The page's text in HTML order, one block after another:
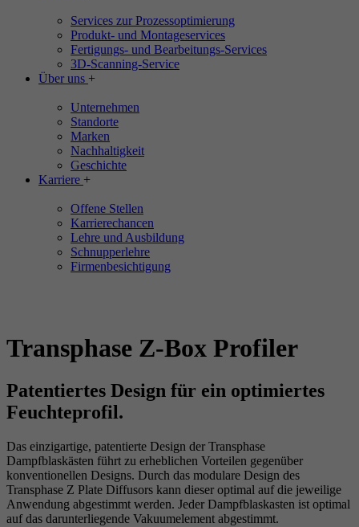
Services zur Prozessoptimierung
Produkt- und Montageservices
Fertigungs- und Bearbeitungs-Services
3D-Scanning-Service
Über uns +
Unternehmen
Standorte
Marken
Nachhaltigkeit
Geschichte
Karriere +
Offene Stellen
Karrierechancen
Lehre und Ausbildung
Schnupperlehre
Firmenbesichtigung
Transphase Z-Box Profiler
Patentiertes Design für ein optimiertes
Feuchteprofil.
Das einzigartige, patentierte Design der Transphase
Dampfblaskästen führt zu erheblichen Vorteilen gegenüber
konventionellen Designs. Durch das modulare Design des
Transphase Z Plate Diffusors kann dieser optimal auf die jeweilige
Anwendung abgestimmt werden. Jeder Dampfblaskasten ist optimal
auf das darunterliegende Vakuumelement abgestimmt.